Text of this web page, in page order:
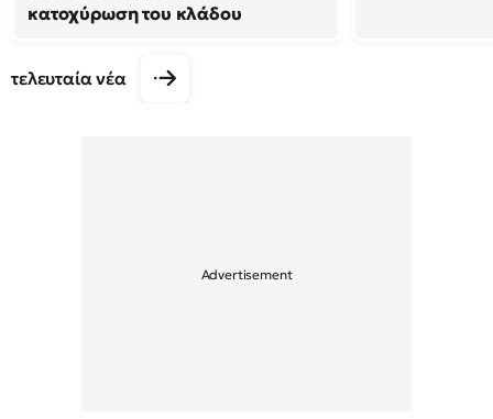
κατοχύρωση του κλάδου
τελευταία νέα